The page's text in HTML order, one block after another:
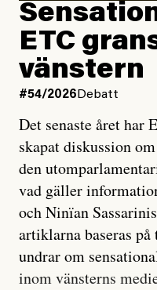
ETC
vänstern
#54/2026 Debatt
Det senaste året har
skapat diskussion
den
vad gäller
och Ninïan
artiklarna baseras
undrar om
inom vänsterns